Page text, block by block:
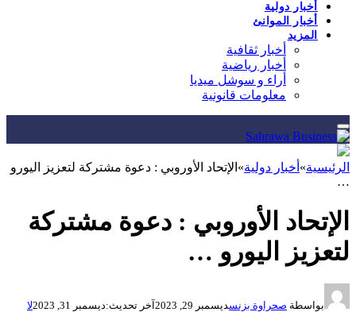
أخبار دولية
أخبار الموانئ
المزيد
أخبار ثقافية
أخبار رياضية
أراء و سوشل ميديا
معلومات قانونية
الرئيسية» أخبار دولية» الإتحاد الأوروبي : دعوة مشتركة لتعزيز اليورو
…
الإتحاد الأوروبي : دعوة مشتركة
لتعزيز اليورو …
بواسطة صحراوة بزنسديسمبر 29, 2023 آخر تحديث:ديسمبر 31, 2023
لا